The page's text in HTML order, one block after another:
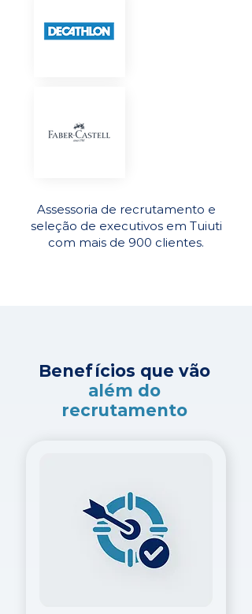
Assessoria de recrutamento e
seleção de executivos em Tuiuti
com mais de 900 clientes.
Benefícios que vão
além do
recrutamento